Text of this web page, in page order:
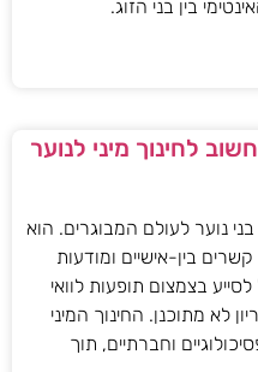
בין בני הזוג.
לחינוך מיני לנוער
בני נוער לעולם המבוגרים. הוא
בין-אישיים ומודעות
בצמצום תופעות לוואי
לא מתוכנן. החינוך המיני
וחברתיים, תוך